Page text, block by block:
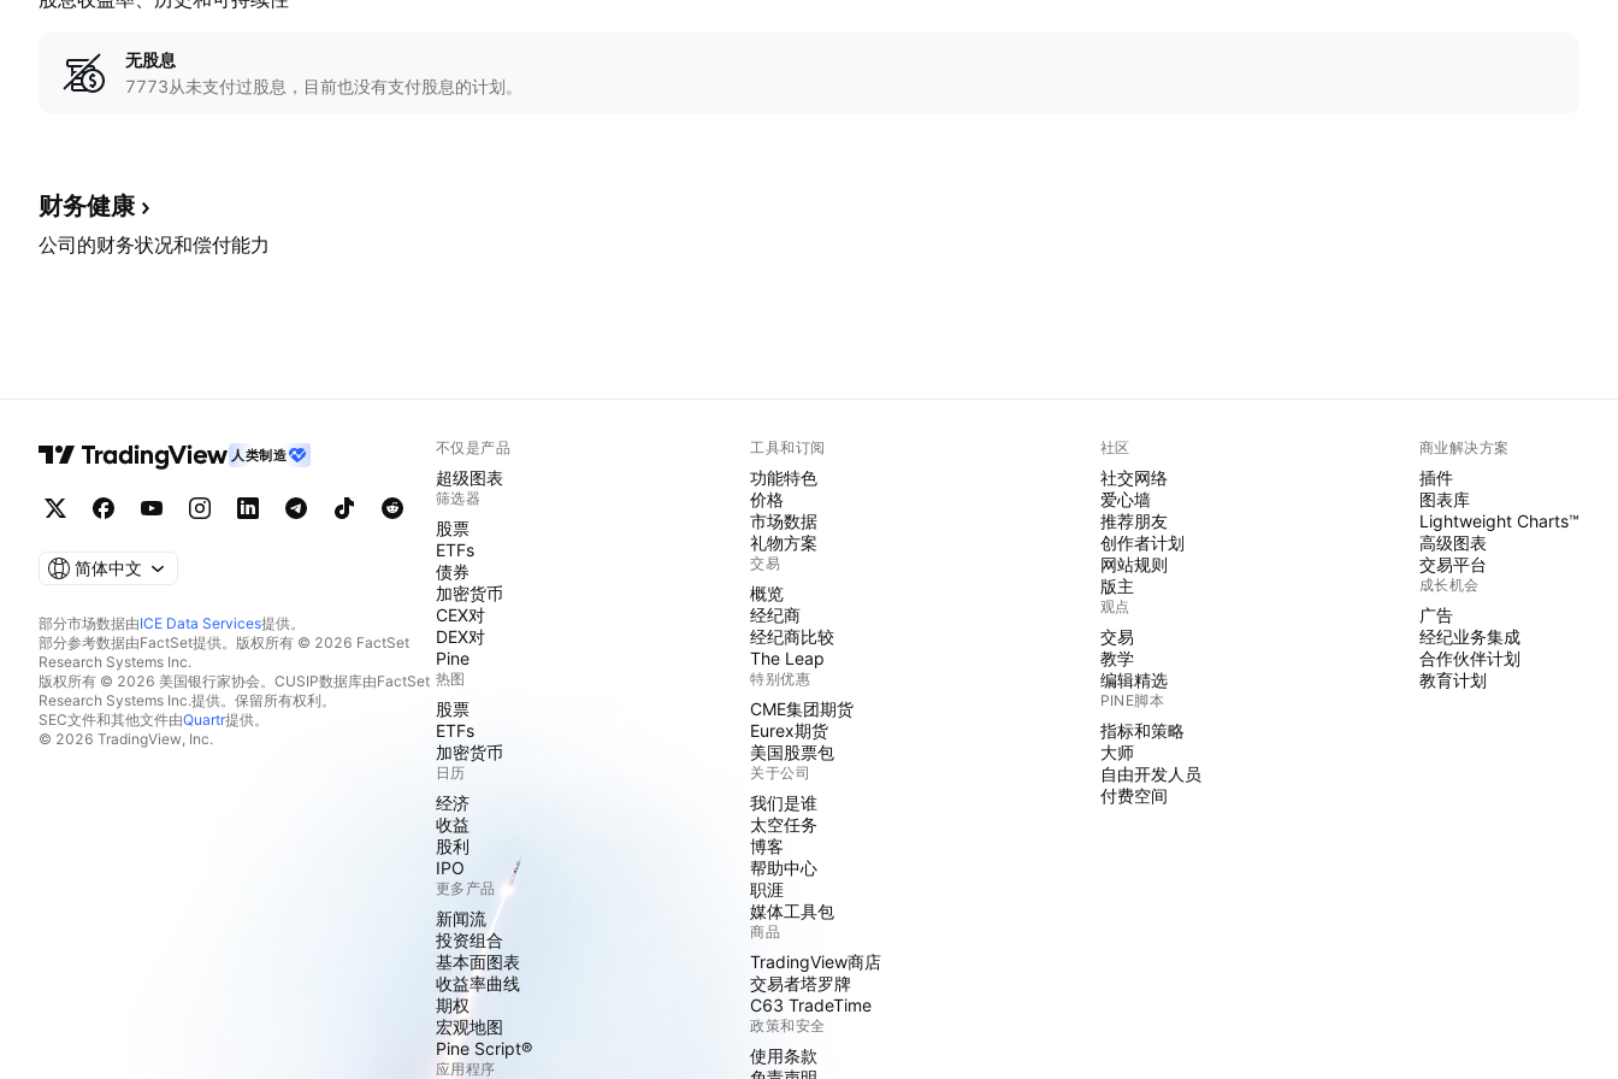
无股息
7773从未支付过股息，目前也没有支付股息的计划。
财务健康
公司的财务状况和偿付能力
人类制造
简体中文
部分市场数据由ICE Data Services提供。
部分参考数据由FactSet提供。版权所有 © 2026 FactSet
Research Systems Inc.
版权所有 © 2026 美国银行家协会。CUSIP数据库由FactSet
Research Systems Inc.提供。保留所有权利。
SEC文件和其他文件由Quartr提供。
© 2026 TradingView, Inc.
不仅是产品
超级图表
筛选器
股票
ETFs
债券
加密货币
CEX对
DEX对
Pine
热图
股票
ETFs
加密货币
日历
经济
收益
股利
IPO
更多产品
新闻流
投资组合
基本面图表
收益率曲线
期权
宏观地图
Pine Script®
应用程序
工具和订阅
功能特色
价格
市场数据
礼物方案
交易
概览
经纪商
经纪商比较
The Leap
特别优惠
CME集团期货
Eurex期货
美国股票包
关于公司
我们是谁
太空任务
博客
帮助中心
职涯
媒体工具包
商品
TradingView商店
交易者塔罗牌
C63 TradeTime
政策和安全
使用条款
社区
社交网络
爱心墙
推荐朋友
创作者计划
网站规则
版主
观点
交易
教学
编辑精选
PINE脚本
指标和策略
大师
自由开发人员
付费空间
商业解决方案
插件
图表库
Lightweight Charts™
高级图表
交易平台
成长机会
广告
经纪业务集成
合作伙伴计划
教育计划